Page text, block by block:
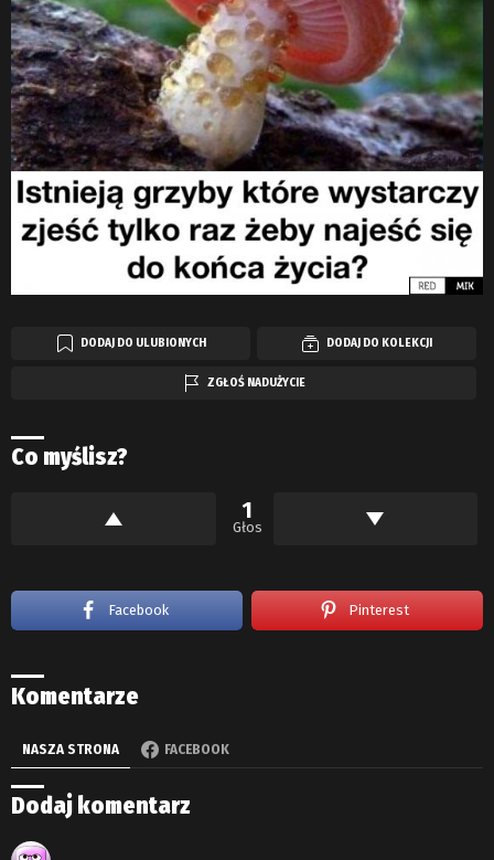
DODAJ DO ULUBIONYCH DODAJ DO KOLEKCJI
ZGŁOŚ NADUŻYCIE
Co myślisz?
1
Głos
Facebook Pinterest
Komentarze
NASZA STRONA FACEBOOK
Dodaj komentarz